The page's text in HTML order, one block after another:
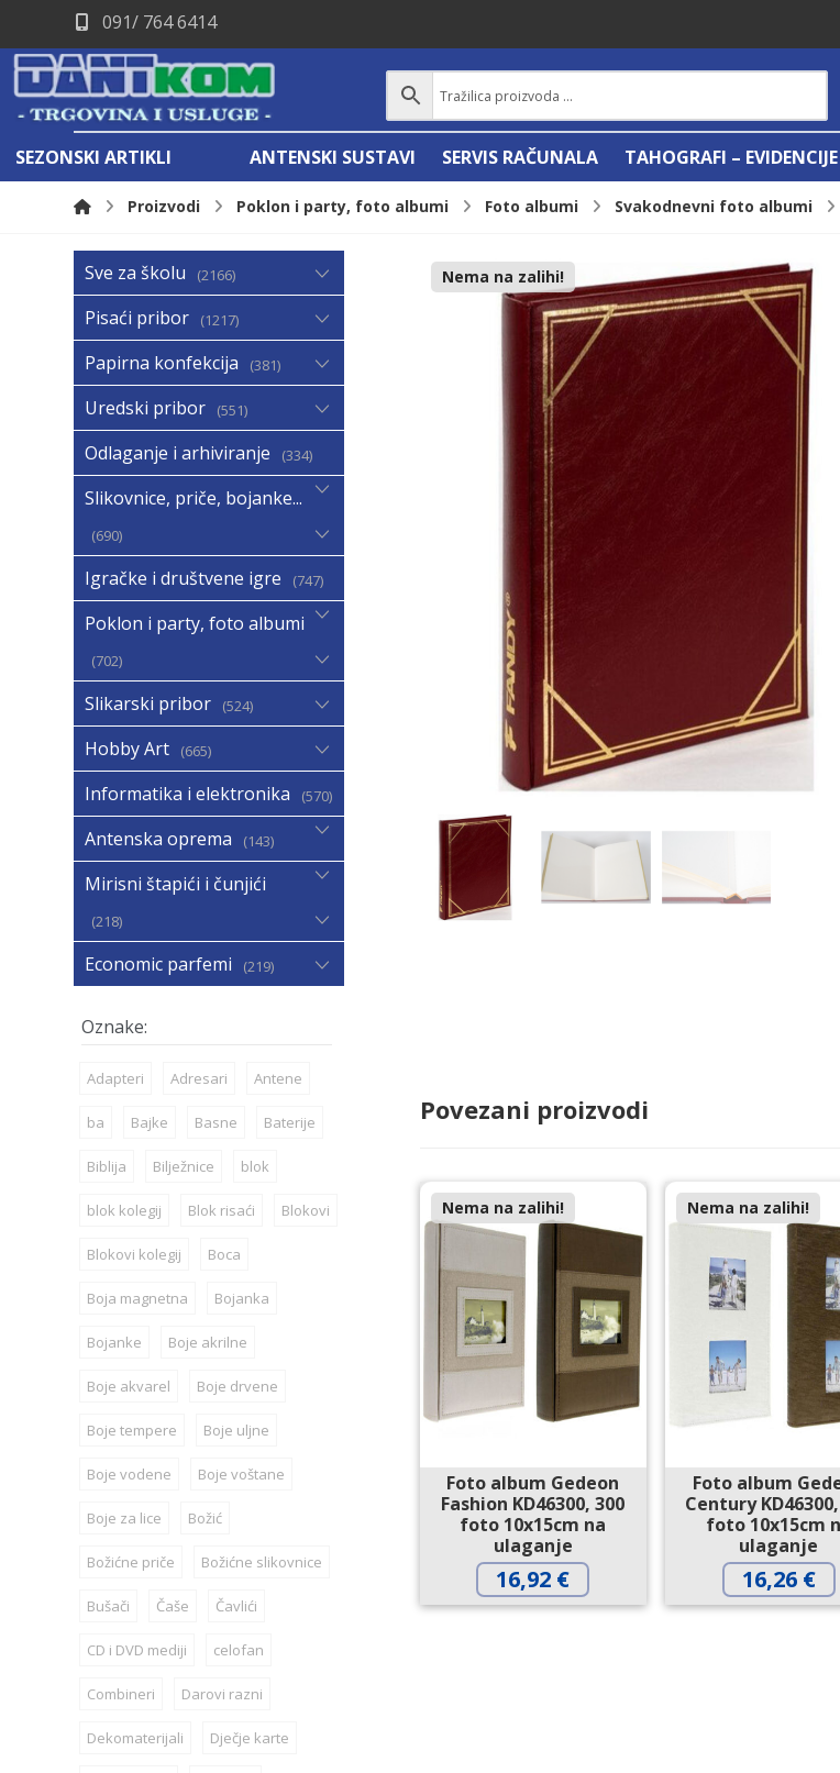
091/ 764 6414
SEZONSKI ARTIKLI ANTENSKI SUSTAVI SERVIS RAČUNALA TAHOGRAFI – EVIDENCIJE
Proizvodi Poklon i party, foto albumi Foto albumi Svakodnevni foto albumi
Nema na zalihi!
Povezani proizvodi
Nema na zalihi!
Foto album Gedeon
Fashion KD46300, 300
foto 10x15cm na
ulaganje
16,92 €
Nema na zalihi!
Foto album
Century
foto 10x15cm
ulaganje
16,26 €
Sve za školu 2166
Pisaći pribor 1217
Papirna konfekcija 381
Uredski pribor 551
Odlaganje i arhiviranje 334
Slikovnice, priče, bojanke...
690
Igračke i društvene igre 747
Poklon i party, foto albumi
702
Slikarski pribor 524
Hobby Art 665
Informatika i elektronika 570
Antenska oprema 143
Mirisni štapići i čunjići
218
Economic parfemi 219
Adapteri Adresari Antene
ba Bajke Basne Baterije
Biblija Bilježnice blok
blok kolegij Blok risaći Blokovi
Blokovi kolegij Boca
Boja magnetna Bojanka
Bojanke Boje akrilne
Boje akvarel Boje drvene
Boje tempere Boje uljne
Boje vodene Boje voštane
Boje za lice Božić
Božićne priče Božićne slikovnice
Bušači Čaše Čavlići
CD i DVD mediji celofan
Combineri Darovi razni
Dekomaterijali Dječje karte